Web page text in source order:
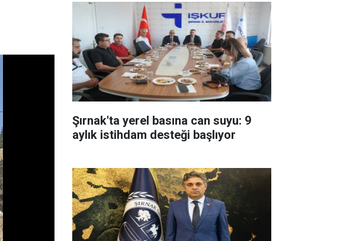
Şırnak'ta yerel basına can suyu: 9
aylık istihdam desteği başlıyor